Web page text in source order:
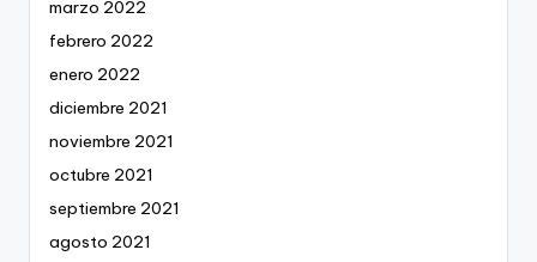
marzo 2022
febrero 2022
enero 2022
diciembre 2021
noviembre 2021
octubre 2021
septiembre 2021
agosto 2021